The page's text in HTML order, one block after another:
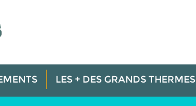
LES + DES GRANDS THERMES